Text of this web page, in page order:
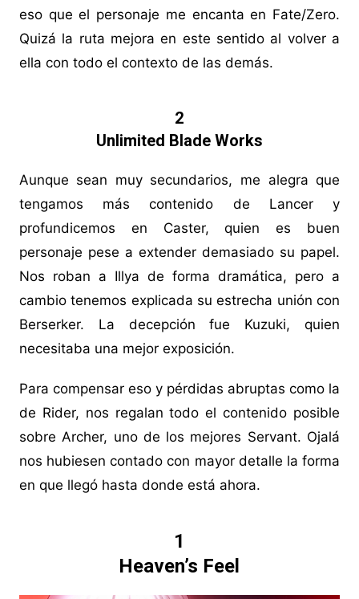
eso que el personaje me encanta en Fate/Zero.
Quizá la ruta mejora en este sentido al volver a
ella con todo el contexto de las demás.
2
Unlimited Blade Works
Aunque sean muy secundarios, me alegra que
tengamos más contenido de Lancer y
profundicemos en Caster, quien es buen
personaje pese a extender demasiado su papel.
Nos roban a Illya de forma dramática, pero a
cambio tenemos explicada su estrecha unión con
Berserker. La decepción fue Kuzuki, quien
necesitaba una mejor exposición.
Para compensar eso y pérdidas abruptas como la
de Rider, nos regalan todo el contenido posible
sobre Archer, uno de los mejores Servant. Ojalá
nos hubiesen contado con mayor detalle la forma
en que llegó hasta donde está ahora.
1
Heaven’s Feel